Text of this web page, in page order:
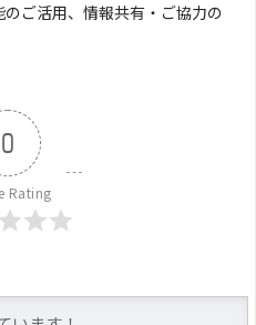
ご活用、情報共有・ご協力の
0
Rating